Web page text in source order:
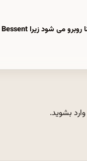
وارد بشوید.